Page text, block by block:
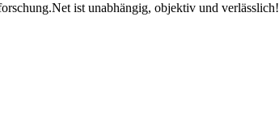
ist unabhängig, objektiv und verlässlich!